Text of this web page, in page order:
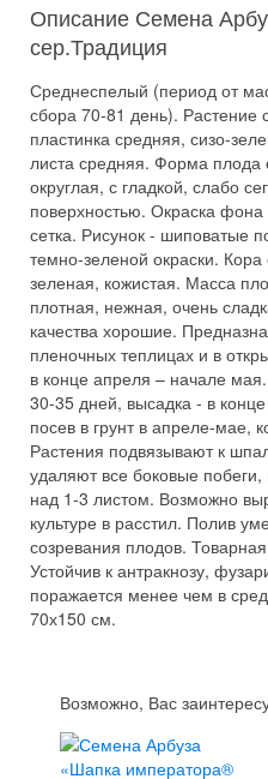
Описание Семена
сер.Традиция
Среднеспелый (период от
сбора 70-81 день). Растение
пластинка средняя, сизо-
листа средняя. Форма плода
округлая, с гладкой, слабо
поверхностью. Окраска
сетка. Рисунок - шиповатые
темно-зеленой окраски.
зеленая, кожистая. Масса
плотная, нежная, очень
качества хорошие.
пленочных теплицах и в
в конце апреля – начале
30-35 дней, высадка - в
посев в грунт в апреле-мае,
Растения подвязывают к
удаляют все боковые
над 1-3 листом. Возможно
культуре в расстил. Полив
созревания плодов.
Устойчив к антракнозу,
поражается менее чем в
70х150 см.
Возможно, Вас